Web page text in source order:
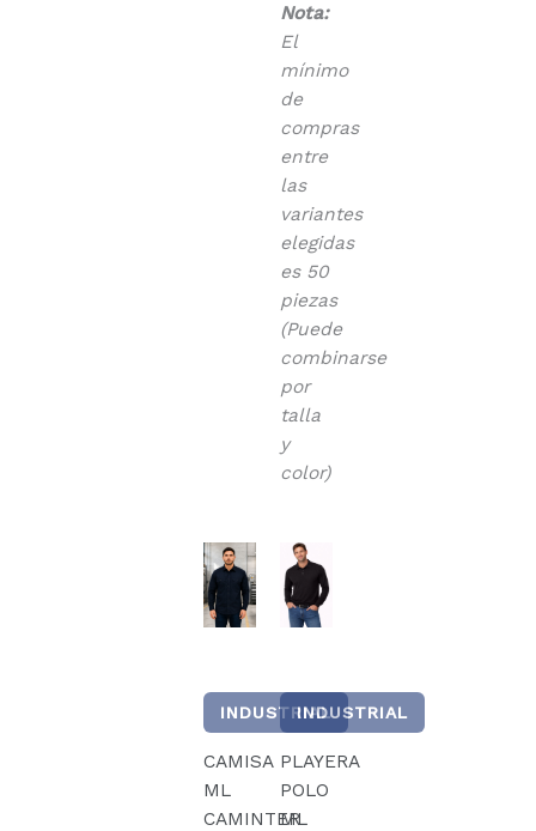
Nota:
El
mínimo
de
compras
entre
las
variantes
elegidas
es 50
piezas
(Puede
combinarse
por
talla
y
color)
INDUSTRIAL
CAMISA
ML
CAMINTER
INDUSTRIAL
PLAYERA
POLO
ML